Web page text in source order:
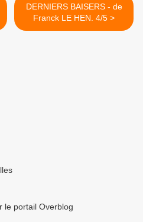
DERNIERS BAISERS - de
Franck LE HEN. 4/5 >
le portail Overblog